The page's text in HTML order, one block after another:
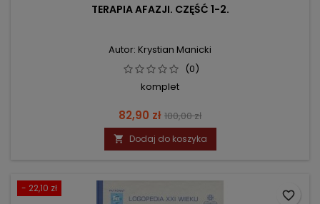
TERAPIA AFAZJI. CZĘŚĆ 1-2.
Autor: Krystian Manicki
(0)
komplet
Cena
82,90 zł Cena
podstawowa
100,00 zł
 Dodaj do koszyka
- 22,10 zł
favorite_border